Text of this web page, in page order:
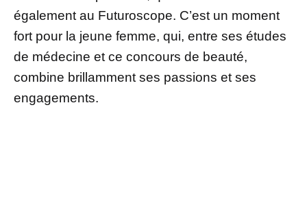
également au Futuroscope. C’est un moment
fort pour la jeune femme, qui, entre ses études
de médecine et ce concours de beauté,
combine brillamment ses passions et ses
engagements.